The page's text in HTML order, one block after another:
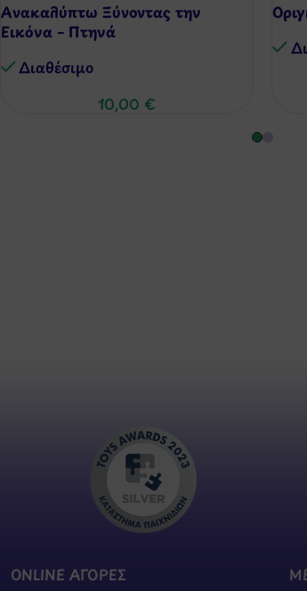
Ανακαλύπτω Ξύνοντας την
Εικόνα – Πτηνά
Διαθέσιμo
10,00 €
ONLINE ΑΓΟΡΕΣ